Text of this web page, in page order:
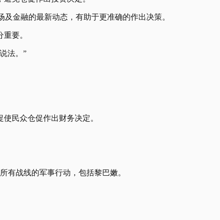
及金融的最新动态，有助于更准确的作出决策。
重要。
法。”
民众仓促作出财务决定。
有战线的军事行动，包括黎巴嫩。